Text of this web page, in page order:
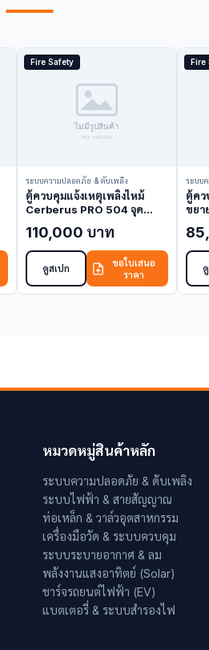
Fire Safety
ระบบความปลอดภัย & ดับเพลิง
ตู้ควบคุมแจ้งเหตุเพลิงไหม้
Cerberus PRO 504 จุด
Control Panel)
110,000 บาท
ดูสเปก
ขอใบเสนอ
ราคา
Fire
ระบบ
ตู้ค
ขยา
หมวดหมู่สินค้าหลัก
ระบบความปลอดภัย & ดับเพลิง
ระบบไฟฟ้า & สายสัญญาณ
ท่อเหล็ก & วาล์วอุตสาหกรรม
เครื่องมือวัด & ระบบควบคุม
ระบบระบายอากาศ & ลม
พลังงานแสงอาทิตย์ (Solar)
ชาร์จรถยนต์ไฟฟ้า (EV)
แบตเตอรี่ & ระบบสำรองไฟ